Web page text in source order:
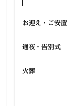
お迎え・ご安置
通夜・告別式
火葬